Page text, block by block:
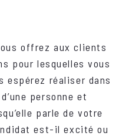
offrez aux clients
pour lesquelles vous
espérez réaliser dans
personne et
parle de votre
est-il excité ou